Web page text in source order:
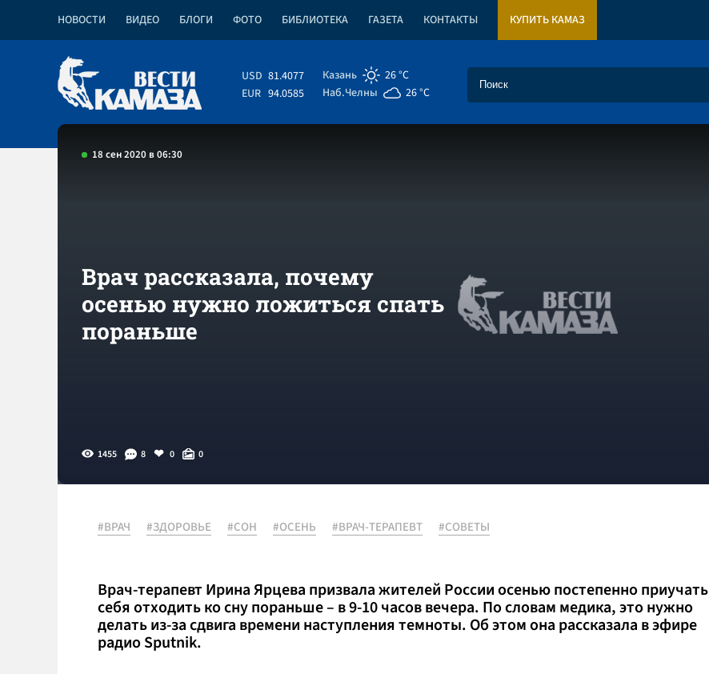
НОВОСТИ ВИДЕО БЛОГИ ФОТО БИБЛИОТЕКА ГАЗЕТА КОНТАКТЫ КУПИТЬ КАМАЗ
USD 81.4077
EUR 94.0585
Казань
26 °C
Наб.Челны
26 °C
18 сен 2020 в 06:30
Врач рассказала, почему
осенью нужно ложиться спать
пораньше
1455 8 0 0
#ВРАЧ #ЗДОРОВЬЕ #СОН #ОСЕНЬ #ВРАЧ-ТЕРАПЕВТ #СОВЕТЫ
Врач-терапевт Ирина Ярцева призвала жителей России осенью постепенно приучать
себя отходить ко сну пораньше – в 9-10 часов вечера. По словам медика, это нужно
делать из-за сдвига времени наступления темноты. Об этом она рассказала в эфире
радио Sputnik.